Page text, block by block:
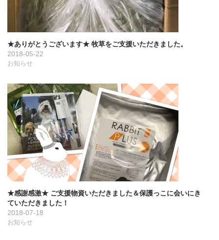
★ありがとうございます★ 牧草をご支援いただきました。
2018-05-22
お知らせ
★感謝感激★ ご支援物資いただきました＆保護っこに会いにき
ていただきました！
2018-07-18
お知らせ